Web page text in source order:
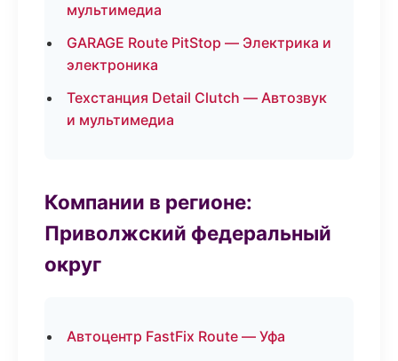
мультимедиа
GARAGE Route PitStop — Электрика и
электроника
Техстанция Detail Clutch — Автозвук
и мультимедиа
Компании в регионе:
Приволжский федеральный
округ
Автоцентр FastFix Route — Уфа